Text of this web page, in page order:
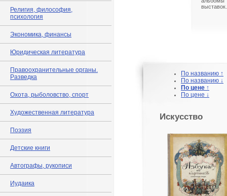
Религия, философия,
психология
Экономика, финансы
Юридическая литература
Правоохранительные органы.
Разведка
Охота, рыболовство, спорт
Художественная литература
Поэзия
Детские книги
Автографы, рукописи
Иудаика
выставок.
По названию ↑
По названию ↓
По цене ↑
По цене ↓
Искусство